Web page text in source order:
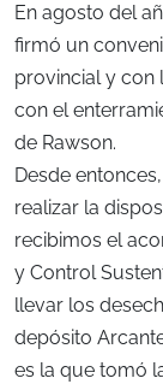
En agosto del
firmó un
provincial y con
con el
de Rawson.
Desde
realizar la
recibimos el
y Control
llevar los
depósito
es la que tomó